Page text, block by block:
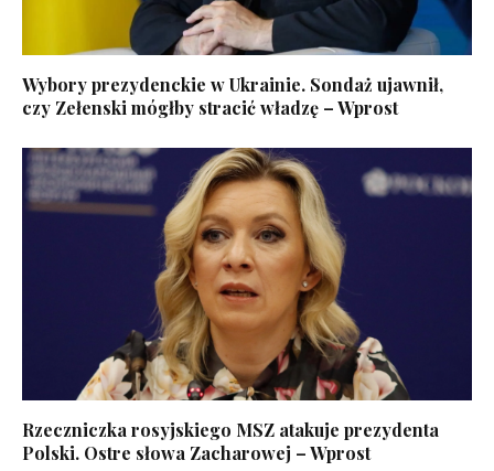
Wybory prezydenckie w Ukrainie. Sondaż ujawnił,
czy Zełenski mógłby stracić władzę – Wprost
Rzeczniczka rosyjskiego MSZ atakuje prezydenta
Polski. Ostre słowa Zacharowej – Wprost